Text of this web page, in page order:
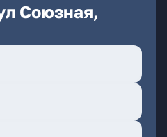
Союзная,